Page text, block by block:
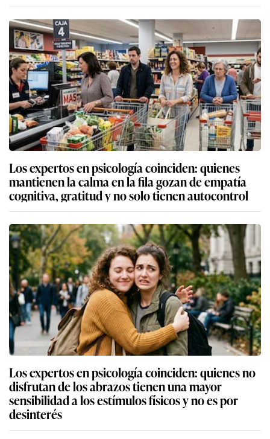
Los expertos en psicología coinciden: quienes
mantienen la calma en la fila gozan de empatía
cognitiva, gratitud y no solo tienen autocontrol
Los expertos en psicología coinciden: quienes no
disfrutan de los abrazos tienen una mayor
sensibilidad a los estímulos físicos y no es por
desinterés